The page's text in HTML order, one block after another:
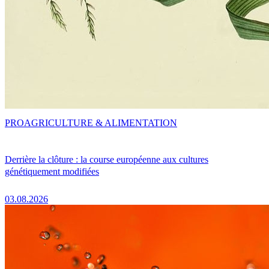
Derrière la clôture : la course européenne aux cultures
génétiquement modifiées
03.08.2026
PROAGRICULTURE & ALIMENTATION